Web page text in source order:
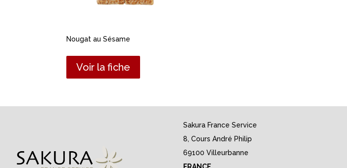
Nougat au Sésame
Voir la fiche
Sakura France Service
8, Cours André Philip
69100 Villeurbanne